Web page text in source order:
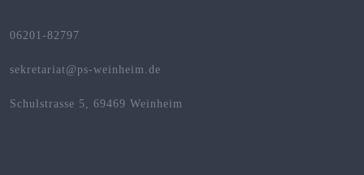
06201-82797
sekretariat@ps-weinheim.de
Schulstrasse 5, 69469 Weinheim